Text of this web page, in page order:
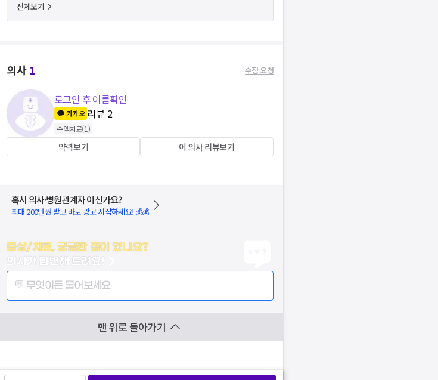
전체보기
의사1 수정 요청
로그인 후 이름확인
카카오 리뷰 2
수액치료(1)
약력보기 이 의사 리뷰보기
혹시 의사·병원관계자 이신가요?
최대 200만원 받고 바로 광고 시작하세요! 💰💰
증상/치료, 궁금한 점이 있나요?
의사가 답변해 드려요!
💬 무엇이든 물어보세요
맨 위로 돌아가기